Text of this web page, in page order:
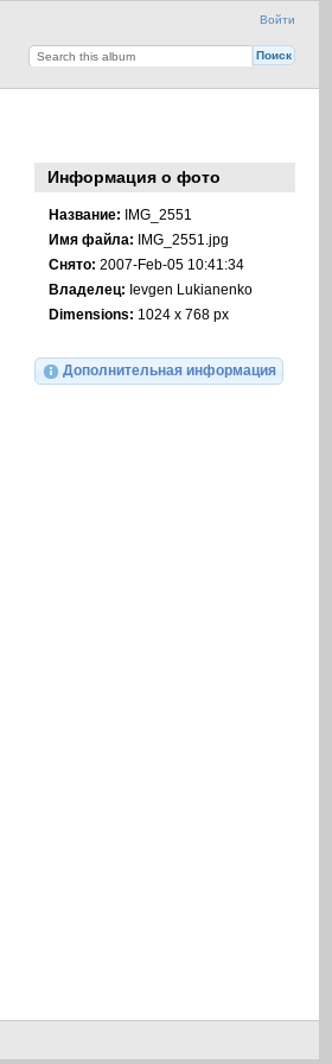
Войти
Информация о фото
Название: IMG_2551
Имя файла: IMG_2551.jpg
Снято: 2007-Feb-05 10:41:34
Владелец: Ievgen Lukianenko
Dimensions: 1024 x 768 px
Дополнительная информация